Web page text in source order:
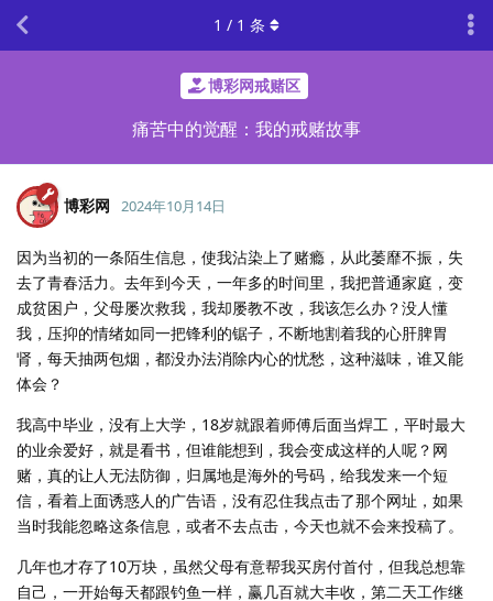
博彩网戒赌区
痛苦中的觉醒：我的戒赌故事
1 / 1 条
博彩网 2024年10月14日
因为当初的一条陌生信息，使我沾染上了赌瘾，从此萎靡不振，失
去了青春活力。去年到今天，一年多的时间里，我把普通家庭，变
成贫困户，父母屡次救我，我却屡教不改，我该怎么办？没人懂
我，压抑的情绪如同一把锋利的锯子，不断地割着我的心肝脾胃
肾，每天抽两包烟，都没办法消除内心的忧愁，这种滋味，谁又能
体会？
我高中毕业，没有上大学，18岁就跟着师傅后面当焊工，平时最大
的业余爱好，就是看书，但谁能想到，我会变成这样的人呢？网
赌，真的让人无法防御，归属地是海外的号码，给我发来一个短
信，看着上面诱惑人的广告语，没有忍住我点击了那个网址，如果
当时我能忽略这条信息，或者不去点击，今天也就不会来投稿了。
几年也才存了10万块，虽然父母有意帮我买房付首付，但我总想靠
自己，一开始每天都跟钓鱼一样，赢几百就大丰收，第二天工作继